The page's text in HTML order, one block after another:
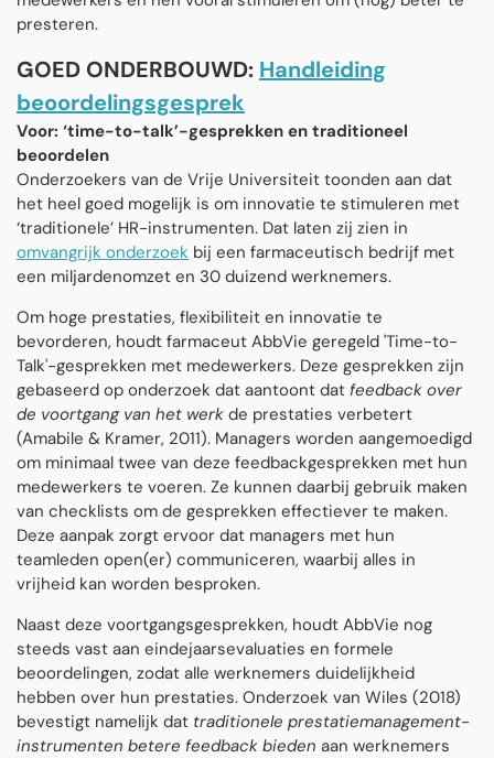
presteren.
GOED ONDERBOUWD: Handleiding
beoordelingsgesprek
Voor: ‘time-to-talk’-gesprekken en traditioneel
beoordelen
Onderzoekers van de Vrije Universiteit toonden aan dat
het heel goed mogelijk is om innovatie te stimuleren met
‘traditionele’ HR-instrumenten. Dat laten zij zien in
omvangrijk onderzoek bij een farmaceutisch bedrijf met
een miljardenomzet en 30 duizend werknemers.
Om hoge prestaties, flexibiliteit en innovatie te
bevorderen, houdt farmaceut AbbVie geregeld 'Time-to-
Talk'-gesprekken met medewerkers. Deze gesprekken zijn
gebaseerd op onderzoek dat aantoont dat feedback over
de voortgang van het werk de prestaties verbetert
(Amabile & Kramer, 2011). Managers worden aangemoedigd
om minimaal twee van deze feedbackgesprekken met hun
medewerkers te voeren. Ze kunnen daarbij gebruik maken
van checklists om de gesprekken effectiever te maken.
Deze aanpak zorgt ervoor dat managers met hun
teamleden open(er) communiceren, waarbij alles in
vrijheid kan worden besproken.
Naast deze voortgangsgesprekken, houdt AbbVie nog
steeds vast aan eindejaarsevaluaties en formele
beoordelingen, zodat alle werknemers duidelijkheid
hebben over hun prestaties. Onderzoek van Wiles (2018)
bevestigt namelijk dat traditionele prestatiemanagement-
instrumenten betere feedback bieden aan werknemers